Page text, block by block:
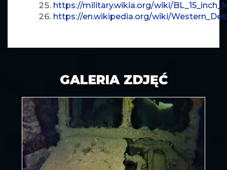
https://military.wikia.org/wiki/
https://en.wikipedia.org/wiki/
GALERIA ZDJĘĆ